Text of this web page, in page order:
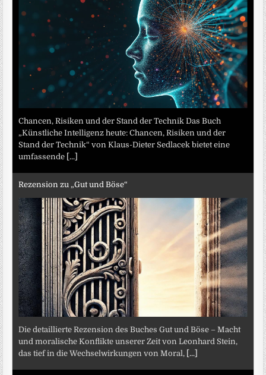
Chancen, Risiken und der Stand der Technik Das Buch
„Künstliche Intelligenz heute: Chancen, Risiken und der
Stand der Technik“ von Klaus-Dieter Sedlacek bietet eine
umfassende [...]
Rezension zu „Gut und Böse“
Die detaillierte Rezension des Buches Gut und Böse – Macht
und moralische Konflikte unserer Zeit von Leonhard Stein,
das tief in die Wechselwirkungen von Moral, [...]